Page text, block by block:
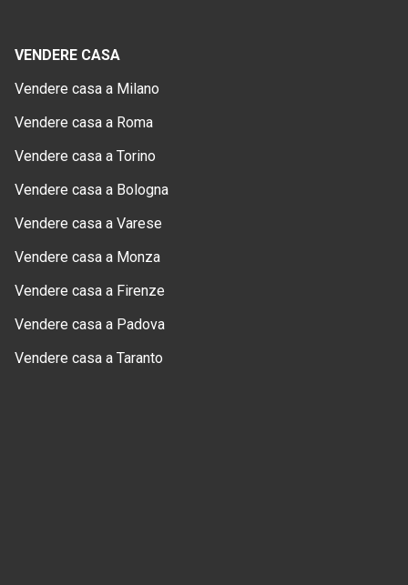
VENDERE CASA
Vendere casa a Milano
Vendere casa a Roma
Vendere casa a Torino
Vendere casa a Bologna
Vendere casa a Varese
Vendere casa a Monza
Vendere casa a Firenze
Vendere casa a Padova
Vendere casa a Taranto